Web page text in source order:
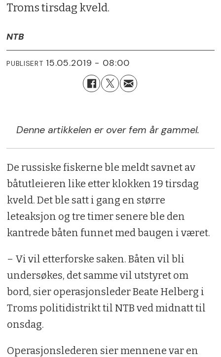
Troms tirsdag kveld.
NTB
PUBLISERT 15.05.2019 - 08:00
Denne artikkelen er over fem år gammel.
De russiske fiskerne ble meldt savnet av
båtutleieren like etter klokken 19 tirsdag
kveld. Det ble satt i gang en større
leteaksjon og tre timer senere ble den
kantrede båten funnet med baugen i været.
– Vi vil etterforske saken. Båten vil bli
undersøkes, det samme vil utstyret om
bord, sier operasjonsleder Beate Helberg i
Troms politidistrikt til NTB ved midnatt til
onsdag.
Operasjonslederen sier mennene var en